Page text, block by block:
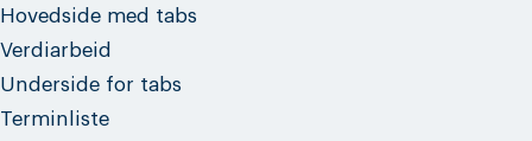
Hovedside med tabs
Verdiarbeid
Underside for tabs
Terminliste